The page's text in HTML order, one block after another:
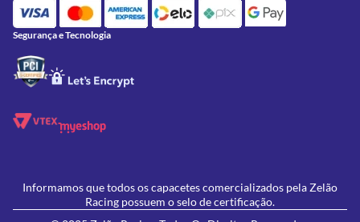
Feminino
Lançamentos
Política de Privacidade
Política de Campanhas e promoções
Oficina/Serviços
Segurança e Tecnologia
Informamos que todos os capacetes comercializados pela Zelão
Racing possuem o selo de certificação.